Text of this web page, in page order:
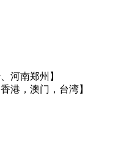
河南郑州】
香港，澳门，台湾】